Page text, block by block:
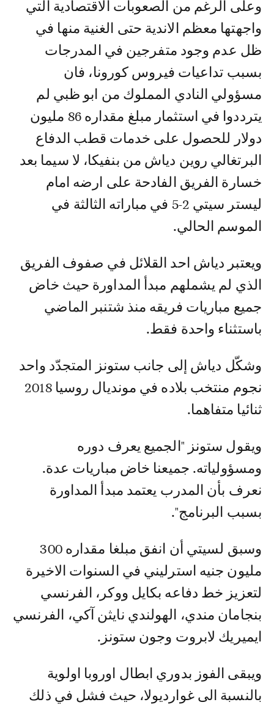
وعلى الرغم من الصعوبات الاقتصادية التي
واجهتها معظم الاندية حتى الغنية منها في
ظل عدم وجود متفرجين في المدرجات
بسبب تداعيات فيروس كورونا، فان
مسؤولي النادي المملوك من ابو ظبي لم
يترددوا في استثمار مبلغ مقداره 86 مليون
دولار للحصول على خدمات قطب الدفاع
البرتغالي روين دياش من بنفيكا، لا سيما بعد
خسارة الفريق الفادحة على ارضه امام
ليستر سيتي 2-5 في مباراته الثالثة في
الموسم الحالي.
ويعتبر دياش احد القلائل في صفوف الفريق
الذي لم يشملهم مبدأ المداورة حيث خاض
جميع مباريات فريقه منذ شتنبر الماضي
باستثناء واحدة فقط.
وشكّل دياش إلى جانب ستونز المتجدّد واحد
نجوم منتخب بلاده في مونديال روسيا 2018
ثنائيا متفاهما.
ويقول ستونز "الجميع يعرف دوره
ومسؤولياته. جميعنا خاض مباريات عدة.
نعرف بأن المدرب يعتمد مبدأ المداورة
بسبب البرنامج".
وسبق لسيتي أن انفق مبلغا مقداره 300
مليون جنيه استرليني في السنوات الاخيرة
لتعزيز خط دفاعه بكايل ووكر، الفرنسي
بنجامان مندي، الهولندي نايثن آكي، الفرنسي
ايميريك لابروت وجون ستونز.
ويبقى الفوز بدوري ابطال اوروبا اولوية
بالنسبة الى غوارديولا، حيث فشل في ذلك